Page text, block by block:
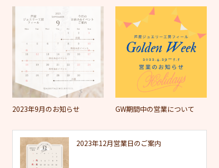
2023年9月のお知らせ GW期間中の営業について
2023年12月営業日のご案内